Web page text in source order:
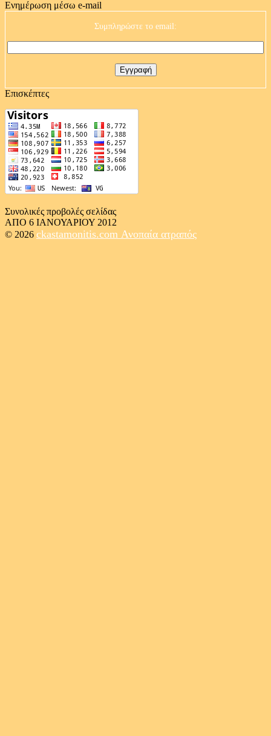
Ενημέρωση μέσω e-mail
Συμπληρώστε το email:
Επισκέπτες
Συνολικές προβολές σελίδας
ΑΠΟ 6 ΙΑΝΟΥΑΡΙΟΥ 2012
© 2026 ckastamonitis.com Ανοπαία ατραπός